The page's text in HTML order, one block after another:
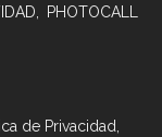
PHOTOCALL
de Privacidad